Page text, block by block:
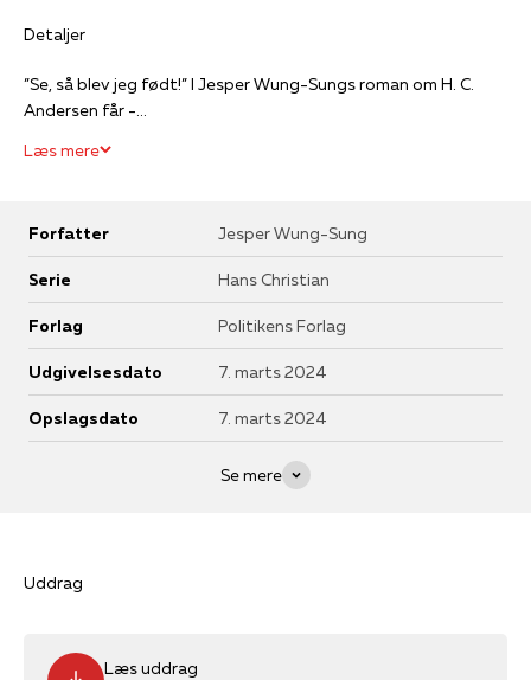
Detaljer
”Se, så blev jeg født!” I Jesper Wung-Sungs roman om H. C.
Andersen får -...
Læs mere
Forfatter Jesper Wung-Sung
Serie Hans Christian
Forlag Politikens Forlag
Udgivelsesdato 7. marts 2024
Opslagsdato 7. marts 2024
Se mere
Uddrag
Læs uddrag